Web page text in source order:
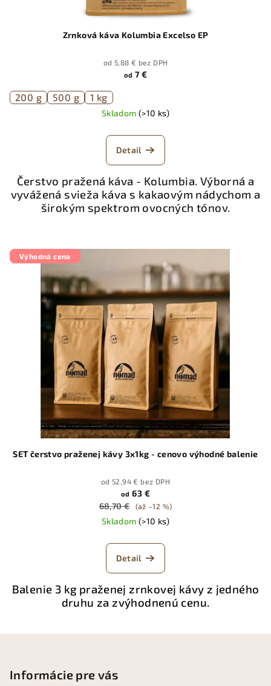
Zrnková káva Kolumbia Excelso EP
od 5,88 € bez DPH
od 7 €
200 g 500 g 1 kg
Skladom (>10 ks)
Detail
Čerstvo pražená káva - Kolumbia. Výborná a
vyvážená svieža káva s kakaovým nádychom a
širokým spektrom ovocných tónov.
Výhodná cena
SET čerstvo praženej kávy 3x1kg - cenovo výhodné balenie
od 52,94 € bez DPH
od 63 €
68,70 €
(až –12 %)
Skladom (>10 ks)
Detail
Balenie 3 kg praženej zrnkovej kávy z jedného
druhu za zvýhodnenú cenu.
Informácie pre vás